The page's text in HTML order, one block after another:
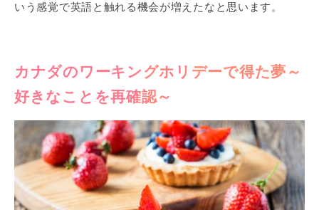
いう感覚で英語と触れる機会が増えたなと思います。
カナダのワーキングホリデーで得た夢～
好きなことを再確認～